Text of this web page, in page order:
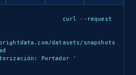
Name, Rating, Review
Image, and more.
curl --request
datasets/snapshots
Portador
'